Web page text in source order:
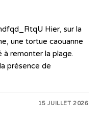
Hier, sur la
une tortue caouanne
remonter la plage.
présence de
15 JUILLET 2026